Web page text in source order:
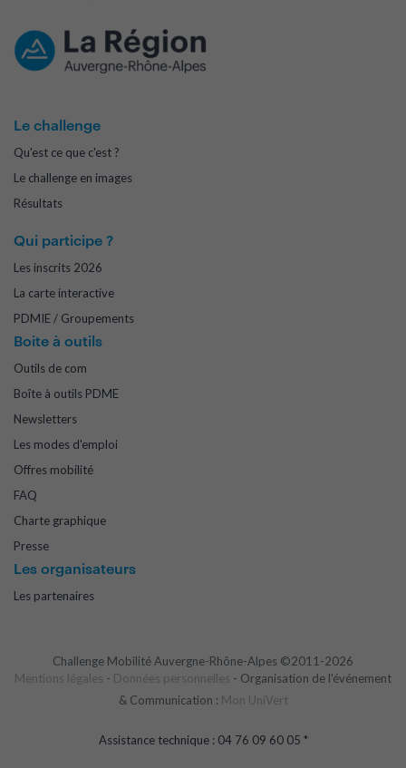
Le challenge
Qu'est ce que c'est ?
Le challenge en images
Résultats
Qui participe ?
Les inscrits 2026
La carte interactive
PDMIE / Groupements
Boite à outils
Outils de com
Boîte à outils PDME
Newsletters
Les modes d'emploi
Offres mobilité
FAQ
Charte graphique
Presse
Les organisateurs
Les partenaires
Challenge Mobilité Auvergne-Rhône-Alpes ©2011-2026
Mentions légales - Données personnelles - Organisation de l'événement
& Communication : Mon UniVert
Assistance technique : 04 76 09 60 05 *